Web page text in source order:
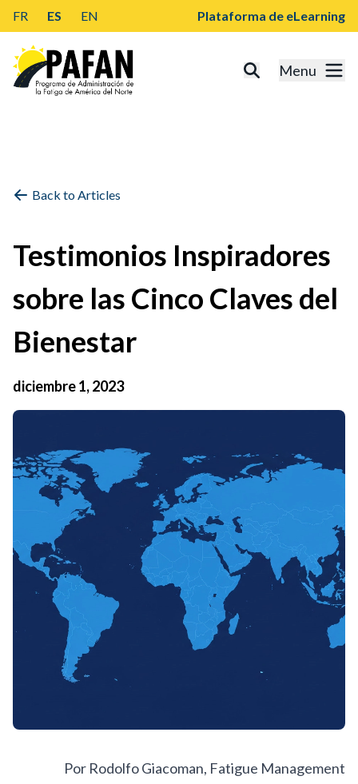
FR ES EN Plataforma de eLearning
Menu
Back to Articles
Testimonios Inspiradores
sobre las Cinco Claves del
Bienestar
diciembre 1, 2023
Por Rodolfo Giacoman, Fatigue Management